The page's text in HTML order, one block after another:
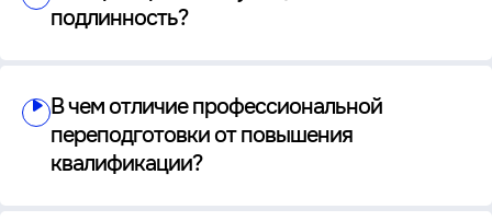
подлинность?
В чем отличие профессиональной
переподготовки от повышения
квалификации?